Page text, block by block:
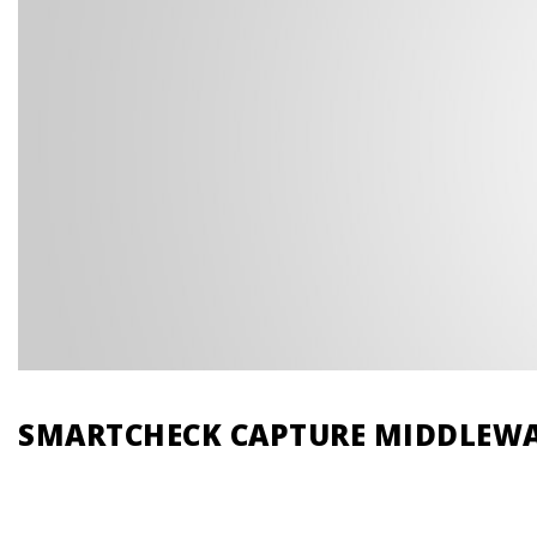
SMARTCHECK CAPTURE